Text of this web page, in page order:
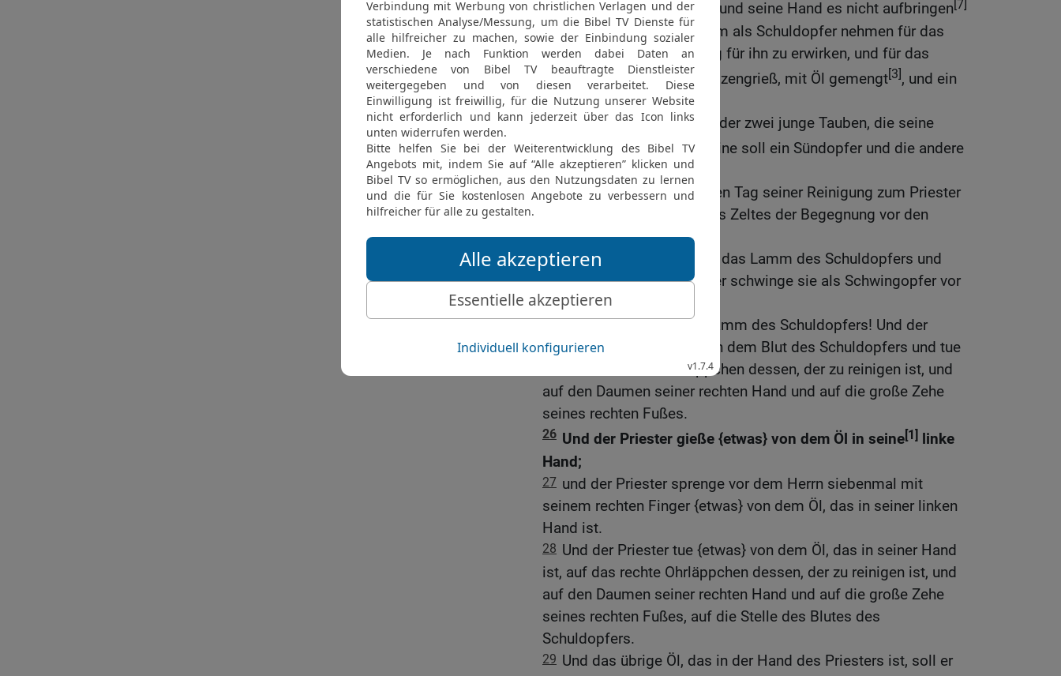
21 Wenn er aber gering ist und seine Hand es nicht aufbringen[7]
kann, dann soll er ein Lamm als Schuldopfer nehmen für das
Schwingopfer, um Sühnung für ihn zu erwirken, und für das
Speisopfer ein Zehntel Weizengrieß, mit Öl gemengt[3], und ein
Log Öl
22 und zwei Turteltauben oder zwei junge Tauben, die seine
Hand aufbringen[7]kann: eine soll ein Sündopfer und die andere
ein Brandopfer sein.
23 Und er soll sie am achten Tag seiner Reinigung zum Priester
bringen an den Eingang des Zeltes der Begegnung vor den
Herrn.
24 Und der Priester nehme das Lamm des Schuldopfers und
das Log Öl, und der Priester schwinge sie als Schwingopfer vor
dem Herrn.
25 Und er schlachte das Lamm des Schuldopfers! Und der
Priester nehme {etwas} von dem Blut des Schuldopfers und tue
es auf das rechte Ohrläppchen dessen, der zu reinigen ist, und
auf den Daumen seiner rechten Hand und auf die große Zehe
seines rechten Fußes.
26 Und der Priester gieße {etwas} von dem Öl in seine[1] linke
Hand;
27 und der Priester sprenge vor dem Herrn siebenmal mit
seinem rechten Finger {etwas} von dem Öl, das in seiner linken
Hand ist.
28 Und der Priester tue {etwas} von dem Öl, das in seiner Hand
ist, auf das rechte Ohrläppchen dessen, der zu reinigen ist, und
auf den Daumen seiner rechten Hand und auf die große Zehe
seines rechten Fußes, auf die Stelle des Blutes des
Schuldopfers.
29 Und das übrige Öl, das in der Hand des Priesters ist, soll er